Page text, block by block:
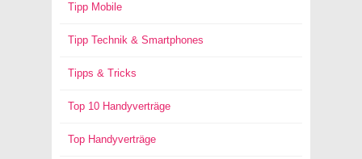
Tipp Mobile
Tipp Technik & Smartphones
Tipps & Tricks
Top 10 Handyverträge
Top Handyverträge